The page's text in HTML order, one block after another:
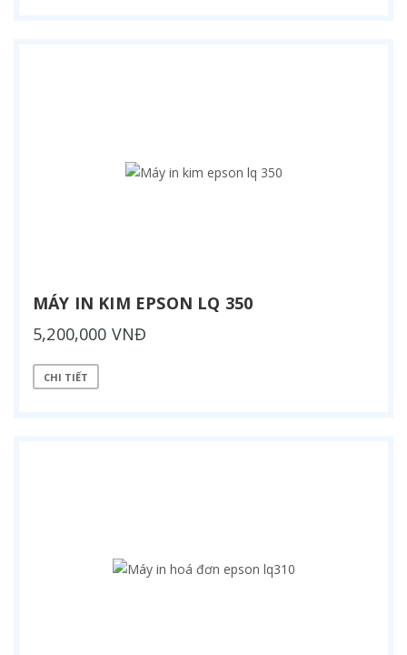
MÁY IN KIM EPSON LQ 350
5,200,000 VNĐ
CHI TIẾT